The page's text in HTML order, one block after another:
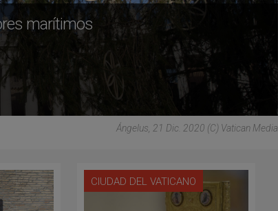
marítimos
Ángelus, 21 Dic. 2020 (C) Vatican Media
CIUDAD DEL VATICANO